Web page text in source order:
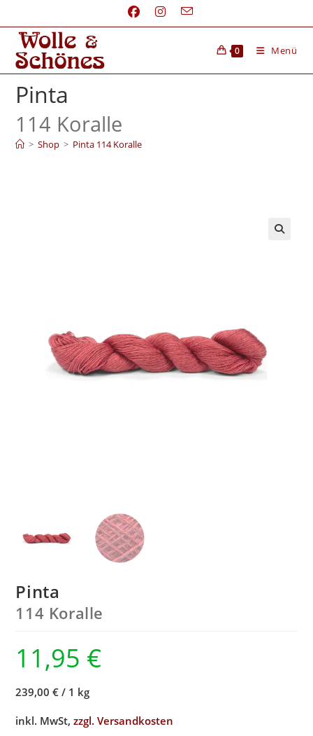
0 Menü
Pinta
114 Koralle
> Shop > Pinta 114 Koralle
Pinta
114 Koralle
11,95 €
239,00 € / 1 kg
inkl. MwSt,zzgl. Versandkosten